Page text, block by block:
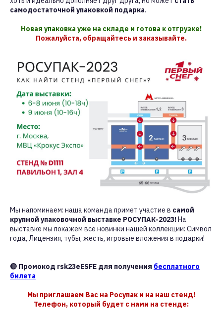
самодостаточной упаковкой подарка.
Новая упаковка уже на складе и готова к отгрузке!
Пожалуйста, обращайтесь и заказывайте.
Мы напоминаем: наша команда примет участие в самой
крупной упаковочной выставке РОСУПАК-2023!На
выставке мы покажем все новинки нашей коллекции: Символ
года, Лицензия, тубы, жесть, игровые вложения в подарки!
🔴 Промокод rsk23eESFE для получения бесплатного
билета
Мы приглашаем Вас на Росупак и на наш стенд!
Телефон, который будет с нами на стенде: